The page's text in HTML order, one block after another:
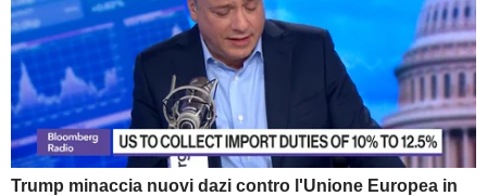
Trump minaccia nuovi dazi contro l'Unione Europea in